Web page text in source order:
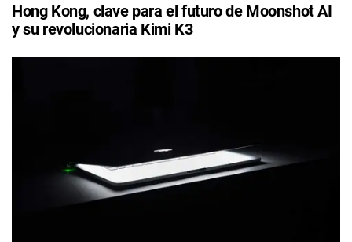
Hong Kong, clave para el futuro de Moonshot AI
y su revolucionaria Kimi K3